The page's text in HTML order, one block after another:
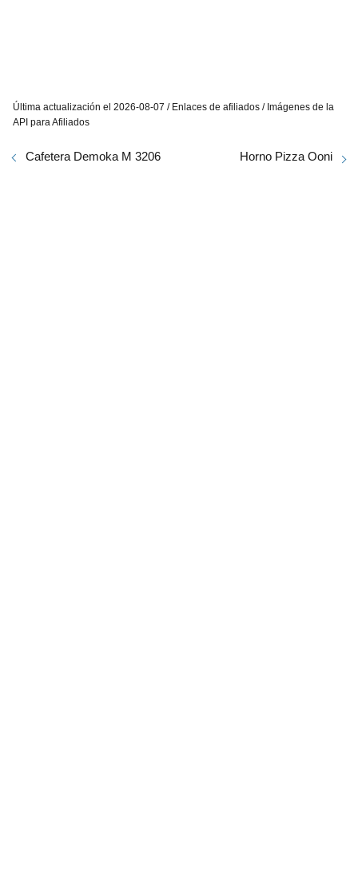
Última actualización el 2026-08-07 / Enlaces de afiliados / Imágenes de la
API para Afiliados
Cafetera Demoka M 3206 Horno Pizza Ooni